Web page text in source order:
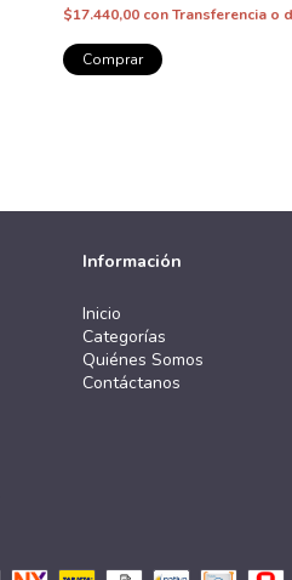
$17.440,00 conTransferencia o
Comprar
Información
Inicio
Categorías
Quiénes Somos
Contáctanos